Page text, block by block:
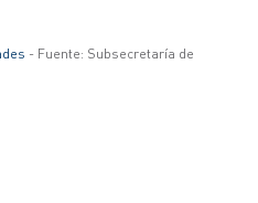
- Fuente: Subsecretaría de